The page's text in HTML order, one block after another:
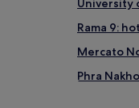
University
Rama 9:
Mercato
Phra